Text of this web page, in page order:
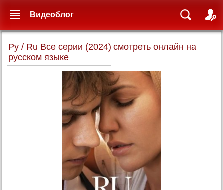
Ру / Ru Все серии (2024) смотреть онлайн на
русском языке
Видеоблог